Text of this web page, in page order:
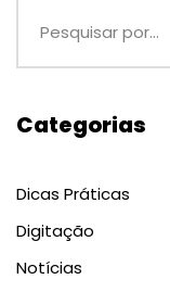
Categorias
Dicas Práticas
Digitação
Notícias